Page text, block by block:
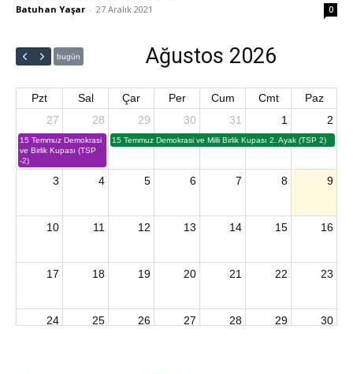
Batuhan Yaşar - 27 Aralık 2021 0
bugün Ağustos 2026
Pzt Sal Çar Per Cum Cmt
Paz
27
15 Temmuz Demokrasi
ve Birlik Kupası (TSP
-2)
28 29
15 Temmuz Demokrasi ve Milli Birlik Kupası 2. Ayak (TSP 2)
30 31 1 2
3 4 5 6 7 8 9
10 11 12 13 14 15 16
17 18 19 20 21 22 23
24 25 26 27 28 29 30